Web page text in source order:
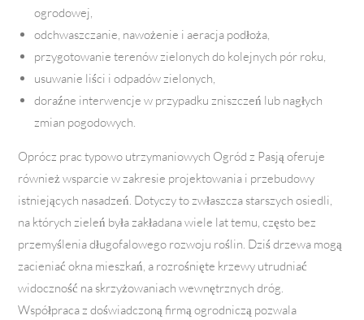
ogrodowej,
odchwaszczanie, nawożenie i aeracja podłoża,
przygotowanie terenów zielonych do kolejnych pór roku,
usuwanie liści i odpadów zielonych,
doraźne interwencje w przypadku zniszczeń lub nagłych
zmian pogodowych.
Oprócz prac typowo utrzymaniowych Ogród z Pasją oferuje
również wsparcie w zakresie projektowania i przebudowy
istniejących nasadzeń. Dotyczy to zwłaszcza starszych osiedli,
na których zieleń była zakładana wiele lat temu, często bez
przemyślenia długofalowego rozwoju roślin. Dziś drzewa mogą
zacieniać okna mieszkań, a rozrośnięte krzewy utrudniać
widoczność na skrzyżowaniach wewnętrznych dróg.
Współpraca z doświadczoną firmą ogrodniczą pozwala